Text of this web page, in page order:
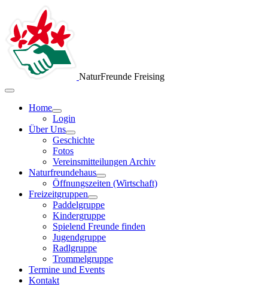
NaturFreunde Freising
Home
Login
Über Uns
Geschichte
Fotos
Vereinsmitteilungen Archiv
Naturfreundehaus
Öffnungszeiten (Wirtschaft)
Freizeitgruppen
Paddelgruppe
Kindergruppe
Spielend Freunde finden
Jugendgruppe
Radlgruppe
Trommelgruppe
Termine und Events
Kontakt